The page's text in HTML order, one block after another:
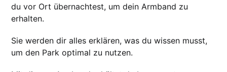
du vor Ort übernachtest, um dein Armband zu
erhalten.
Sie werden dir alles erklären, was du wissen musst,
um den Park optimal zu nutzen.